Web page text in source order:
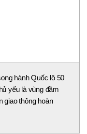
hành Quốc lộ 50
yếu là vùng đầm
giao thông hoàn